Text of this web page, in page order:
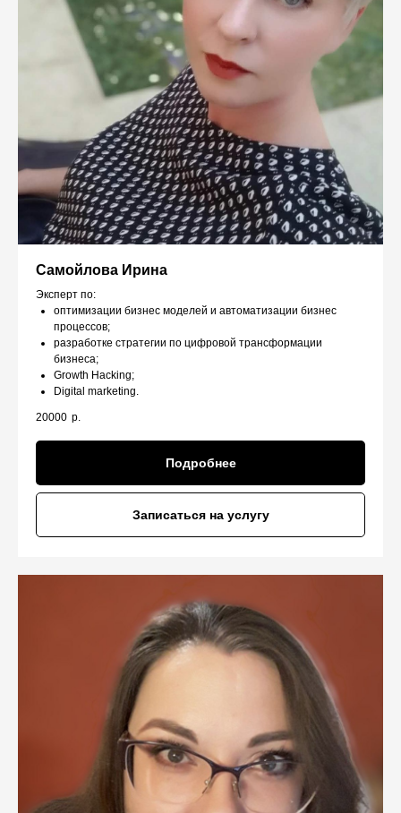
Самойлова Ирина
Эксперт по:
оптимизации бизнес моделей и автоматизации бизнес
процессов;
разработке стратегии по цифровой трансформации
бизнеса;
Growth Hacking;
Digital marketing.
20000 р.
Подробнее
Записаться на услугу